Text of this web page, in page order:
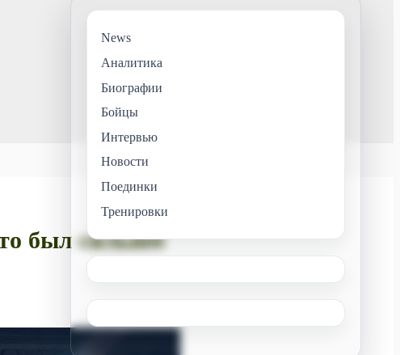
был сильнее
News
Аналитика
Биографии
Бойцы
Интервью
Новости
Поединки
Тренировки